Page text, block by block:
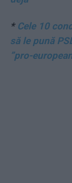
* Cele 10
să le pună
”pro-